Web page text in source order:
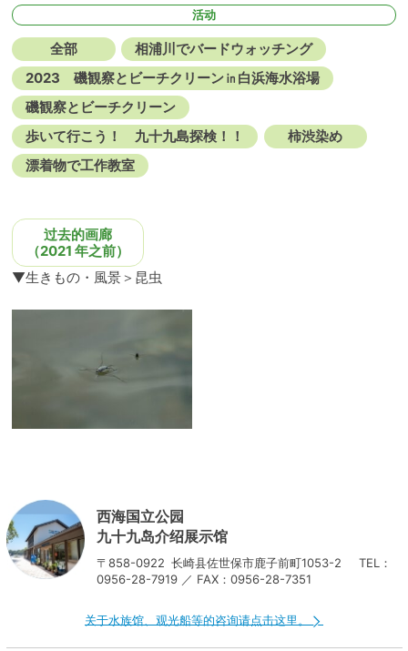
活动
全部
相浦川でバードウォッチング
2023 磯観察とビーチクリーン㏌白浜海水浴場
磯観察とビーチクリーン
歩いて行こう！ 九十九島探検！！
柿渋染め
漂着物で工作教室
过去的画廊
（2021 年之前）
▼生きもの・風景＞ 昆虫
西海国立公园
九十九岛介绍展示馆
〒858-0922 长崎县佐世保市鹿子前町1053-2
TEL：
0956-28-7919 ／ FAX：0956-28-7351
关于水族馆、观光船等的咨询请点击这里。